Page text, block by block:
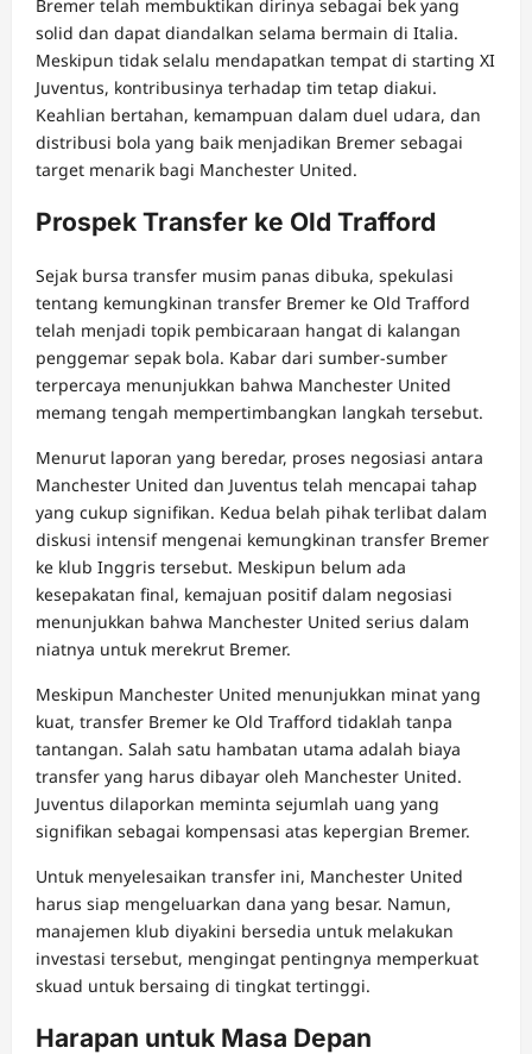
Bremer telah membuktikan dirinya sebagai bek yang
solid dan dapat diandalkan selama bermain di Italia.
Meskipun tidak selalu mendapatkan tempat di starting XI
Juventus, kontribusinya terhadap tim tetap diakui.
Keahlian bertahan, kemampuan dalam duel udara, dan
distribusi bola yang baik menjadikan Bremer sebagai
target menarik bagi Manchester United.
Prospek Transfer ke Old Trafford
Sejak bursa transfer musim panas dibuka, spekulasi
tentang kemungkinan transfer Bremer ke Old Trafford
telah menjadi topik pembicaraan hangat di kalangan
penggemar sepak bola. Kabar dari sumber-sumber
terpercaya menunjukkan bahwa Manchester United
memang tengah mempertimbangkan langkah tersebut.
Menurut laporan yang beredar, proses negosiasi antara
Manchester United dan Juventus telah mencapai tahap
yang cukup signifikan. Kedua belah pihak terlibat dalam
diskusi intensif mengenai kemungkinan transfer Bremer
ke klub Inggris tersebut. Meskipun belum ada
kesepakatan final, kemajuan positif dalam negosiasi
menunjukkan bahwa Manchester United serius dalam
niatnya untuk merekrut Bremer.
Meskipun Manchester United menunjukkan minat yang
kuat, transfer Bremer ke Old Trafford tidaklah tanpa
tantangan. Salah satu hambatan utama adalah biaya
transfer yang harus dibayar oleh Manchester United.
Juventus dilaporkan meminta sejumlah uang yang
signifikan sebagai kompensasi atas kepergian Bremer.
Untuk menyelesaikan transfer ini, Manchester United
harus siap mengeluarkan dana yang besar. Namun,
manajemen klub diyakini bersedia untuk melakukan
investasi tersebut, mengingat pentingnya memperkuat
skuad untuk bersaing di tingkat tertinggi.
Harapan untuk Masa Depan